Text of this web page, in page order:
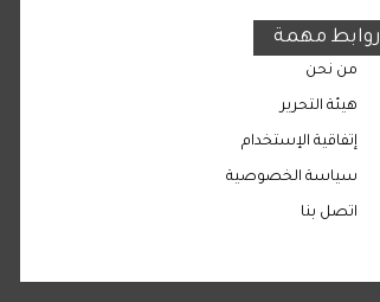
روابط مهمة
من نحن
هيئة التحرير
إتفاقية الإستخدام
سياسة الخصوصية
اتصل بنا